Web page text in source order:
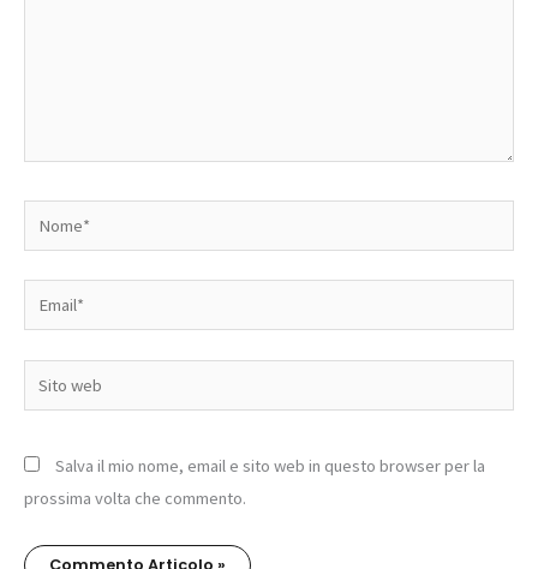
Sito
web
Salva il mio nome, email e sito web in questo browser per la
prossima volta che commento.